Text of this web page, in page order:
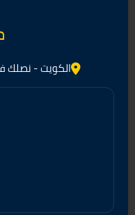
الكويت - نصلك في